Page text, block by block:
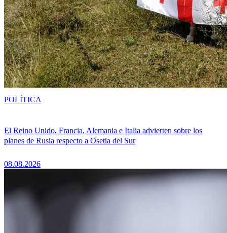
El Reino Unido, Francia, Alemania e Italia advierten sobre los
planes de Rusia respecto a Osetia del Sur
08.08.2026
POLÍTICA